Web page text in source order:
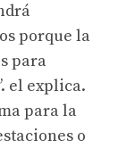
porque la
para
el explica.
para la
o